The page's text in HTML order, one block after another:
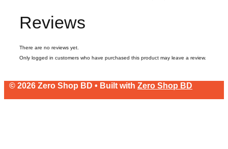
Reviews
There are no reviews yet.
Only logged in customers who have purchased this product may leave a review.
© 2026 Zero Shop BD • Built with Zero Shop BD